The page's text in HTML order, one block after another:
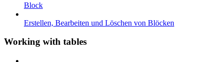
Block
Erstellen, Bearbeiten und Löschen von Blöcken
Working with tables